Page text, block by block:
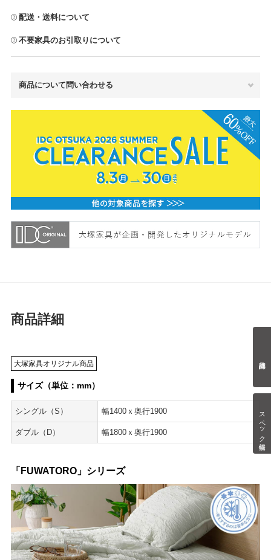
スペック情報
配送・送料について
不要家具のお引取りについて
商品について問い合わせる
商品詳細
大塚家具オリジナル商品
サイズ（単位：mm）
シングル（S） 幅1400ｘ奥行1900
ダブル（D） 幅1800ｘ奥行1900
「FUWATORO」シリーズ